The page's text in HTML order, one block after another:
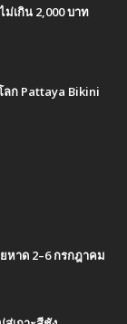
ม่เกิน 2,000 บาท
ก Pattaya Bikini
ยหาด 2–6 กรกฎาคม